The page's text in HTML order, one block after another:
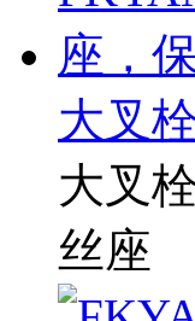
大叉
大叉
丝座